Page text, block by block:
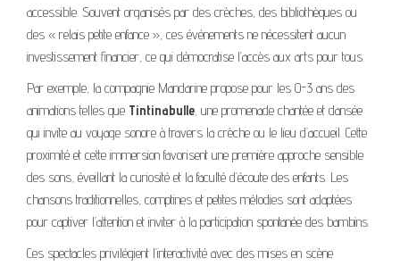
accessible. Souvent organisés par des crèches, des bibliothèques ou
des « relais petite enfance », ces événements ne nécessitent aucun
investissement financier, ce qui démocratise l’accès aux arts pour tous.
Par exemple, la compagnie Mandarine propose pour les 0-3 ans des
animations telles que Tintinabulle, une promenade chantée et dansée
qui invite au voyage sonore à travers la crèche ou le lieu d’accueil. Cette
proximité et cette immersion favorisent une première approche sensible
des sons, éveillant la curiosité et la faculté d’écoute des enfants. Les
chansons traditionnelles, comptines et petites mélodies sont adaptées
pour captiver l’attention et inviter à la participation spontanée des bambins.
Ces spectacles privilégient l’interactivité avec des mises en scène